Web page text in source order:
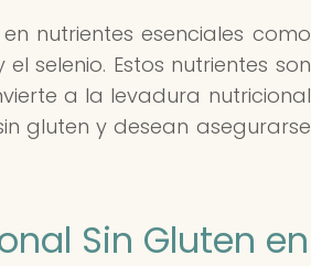
nutrientes esenciales como
selenio. Estos nutrientes son
a la levadura nutricional
gluten y desean asegurarse
Sin Gluten en